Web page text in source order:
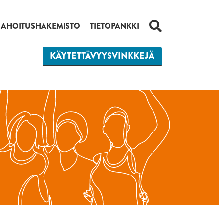
TIETOPANKKI HAKU
KÄYTETTÄVYYSVINKKEJÄ